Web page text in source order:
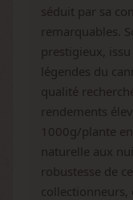
séduit par sa
remarquables.
prestigieux,
légendes du
qualité
rendements
1000g/plante
naturelle aux
robustesse de
collectionneurs,